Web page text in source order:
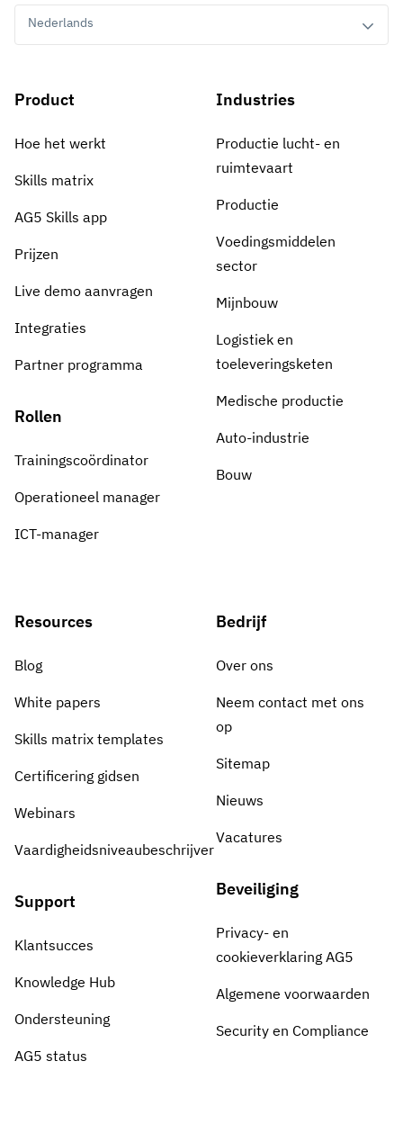
Nederlands
Product
Hoe het werkt
Skills matrix
AG5 Skills app
Prijzen
Live demo aanvragen
Integraties
Partner programma
Rollen
Trainingscoördinator
Operationeel manager
ICT-manager
Industries
Productie lucht- en
ruimtevaart
Productie
Voedingsmiddelen
sector
Mijnbouw
Logistiek en
toeleveringsketen
Medische productie
Auto-industrie
Bouw
Resources
Blog
White papers
Skills matrix templates
Certificering gidsen
Webinars
Vaardigheidsniveaubeschrijver
Support
Klantsucces
Knowledge Hub
Ondersteuning
AG5 status
Bedrijf
Over ons
Neem contact met ons
op
Sitemap
Nieuws
Vacatures
Beveiliging
Privacy- en
cookieverklaring AG5
Algemene voorwaarden
Security en Compliance